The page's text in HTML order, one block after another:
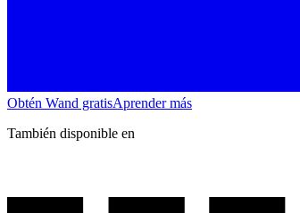
Obtén Wand gratisAprender más
También disponible en